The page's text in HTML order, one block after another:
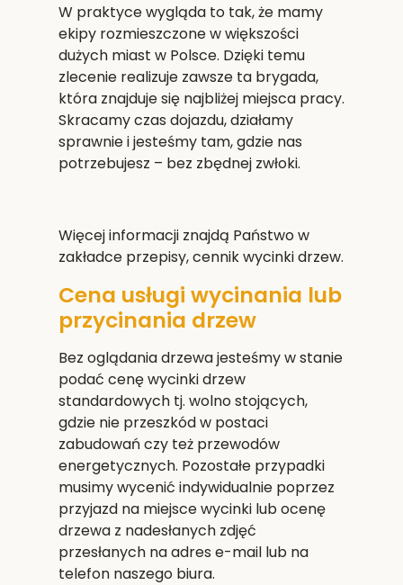
W praktyce wygląda to tak, że mamy
ekipy rozmieszczone w większości
dużych miast w Polsce. Dzięki temu
zlecenie realizuje zawsze ta brygada,
która znajduje się najbliżej miejsca pracy.
Skracamy czas dojazdu, działamy
sprawnie i jesteśmy tam, gdzie nas
potrzebujesz – bez zbędnej zwłoki.
Więcej informacji znajdą Państwo w
zakładce przepisy, cennik wycinki drzew.
Cena usługi wycinania lub
przycinania drzew
Bez oglądania drzewa jesteśmy w stanie
podać cenę wycinki drzew
standardowych tj. wolno stojących,
gdzie nie przeszkód w postaci
zabudowań czy też przewodów
energetycznych. Pozostałe przypadki
musimy wycenić indywidualnie poprzez
przyjazd na miejsce wycinki lub ocenę
drzewa z nadesłanych zdjęć
przesłanych na adres e-mail lub na
telefon naszego biura.